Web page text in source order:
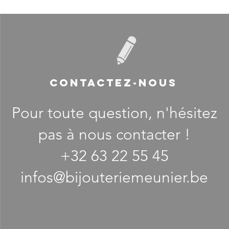
CONTACTEZ-NOUS
Pour toute question, n'hésitez
pas à nous contacter !
+32 63 22 55 45
infos@bijouteriemeunier.be